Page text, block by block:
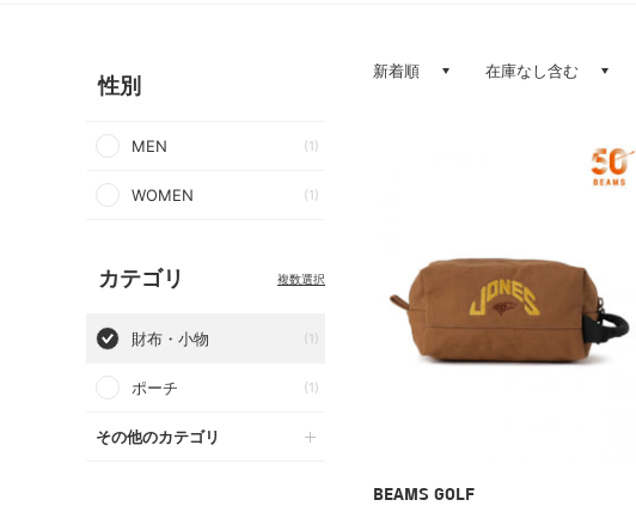
性別
MEN (1)
WOMEN (1)
カテゴリ 複数選択
財布・小物 (1)
ポーチ (1)
その他のカテゴリ
新着順 在庫なし含む
BEAMS GOLF